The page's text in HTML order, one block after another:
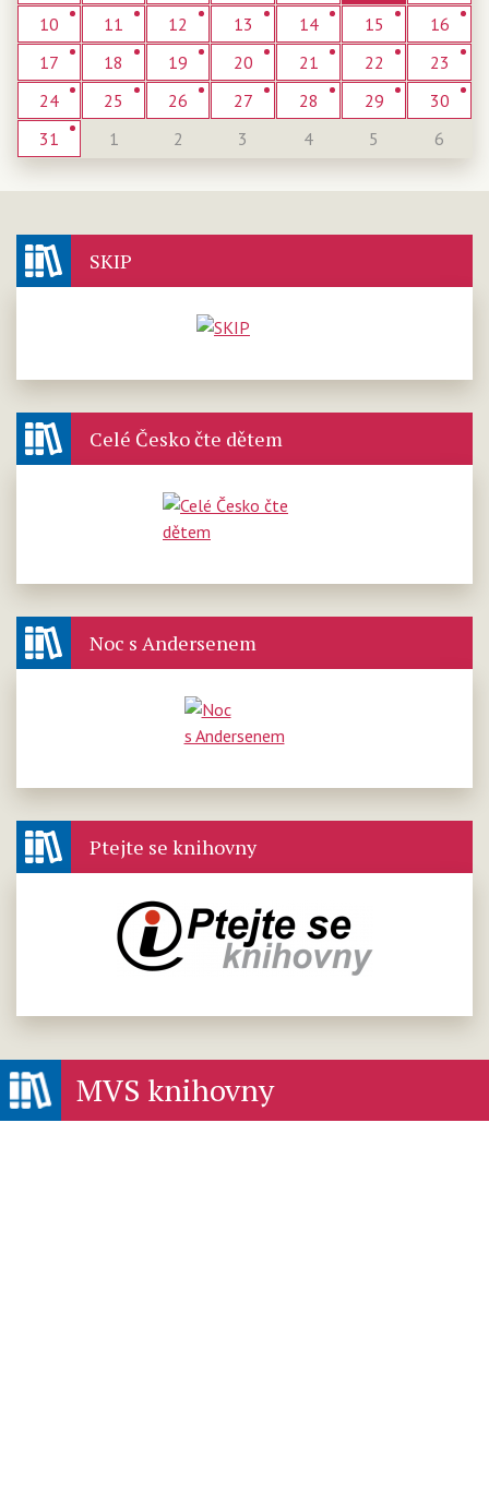
10
11 12 13 14 15
16
17
18 19 20 21 22
23
24
25 26 27 28 29
30
31
1 2 3 4 5 6
SKIP
Celé Česko čte dětem
Noc s Andersenem
Ptejte se knihovny
MVS knihovny